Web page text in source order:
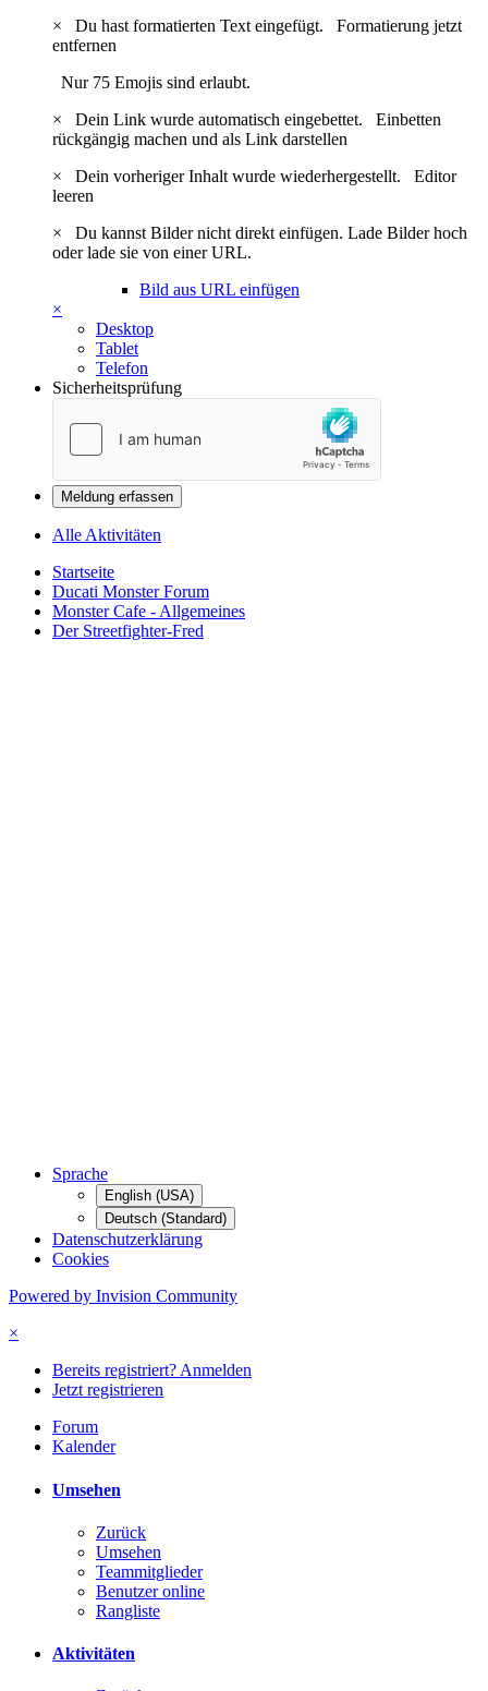
×
Du hast formatierten Text eingefügt. Formatierung jetzt
entfernen
Nur 75 Emojis sind erlaubt.
×
Dein Link wurde automatisch eingebettet. Einbetten
rückgängig machen und als Link darstellen
×
Dein vorheriger Inhalt wurde wiederhergestellt. Editor
leeren
×
Du kannst Bilder nicht direkt einfügen. Lade Bilder hoch
oder lade sie von einer URL.
Bild aus URL einfügen
×
Desktop
Tablet
Telefon
Sicherheitsprüfung
Meldung erfassen
Alle Aktivitäten
Startseite
Ducati Monster Forum
Monster Cafe - Allgemeines
Der Streetfighter-Fred
Sprache
English (USA)
Deutsch (Standard)
Datenschutzerklärung
Cookies
Powered by Invision Community
×
Bereits registriert? Anmelden
Jetzt registrieren
Forum
Kalender
Umsehen
Zurück
Umsehen
Teammitglieder
Benutzer online
Rangliste
Aktivitäten